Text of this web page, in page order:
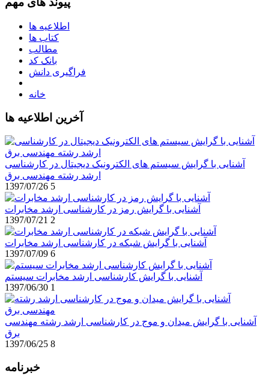
اطلاعیه ها
کتاب ها
مطالب
بانک کد
فراگیری دانش
خانه
آخرین اطلاعیه ها
آشنایی با گرایش سیستم های الکترونیک دیجیتال در کارشناسی
ارشد رشته مهندسی برق
1397/07/26 5
آشنایی با گرایش رمز در کارشناسی ارشد مخابرات
1397/07/21 2
آشنایی با گرایش شبکه در کارشناسی ارشد مخابرات
1397/07/09 6
آشنایی با گرایش کارشناسی ارشد مخابرات سیستم
1397/06/30 1
آشنایی با گرایش میدان و موج در کارشناسی ارشد رشته مهندسی
برق
1397/06/25 8
خبرنامه